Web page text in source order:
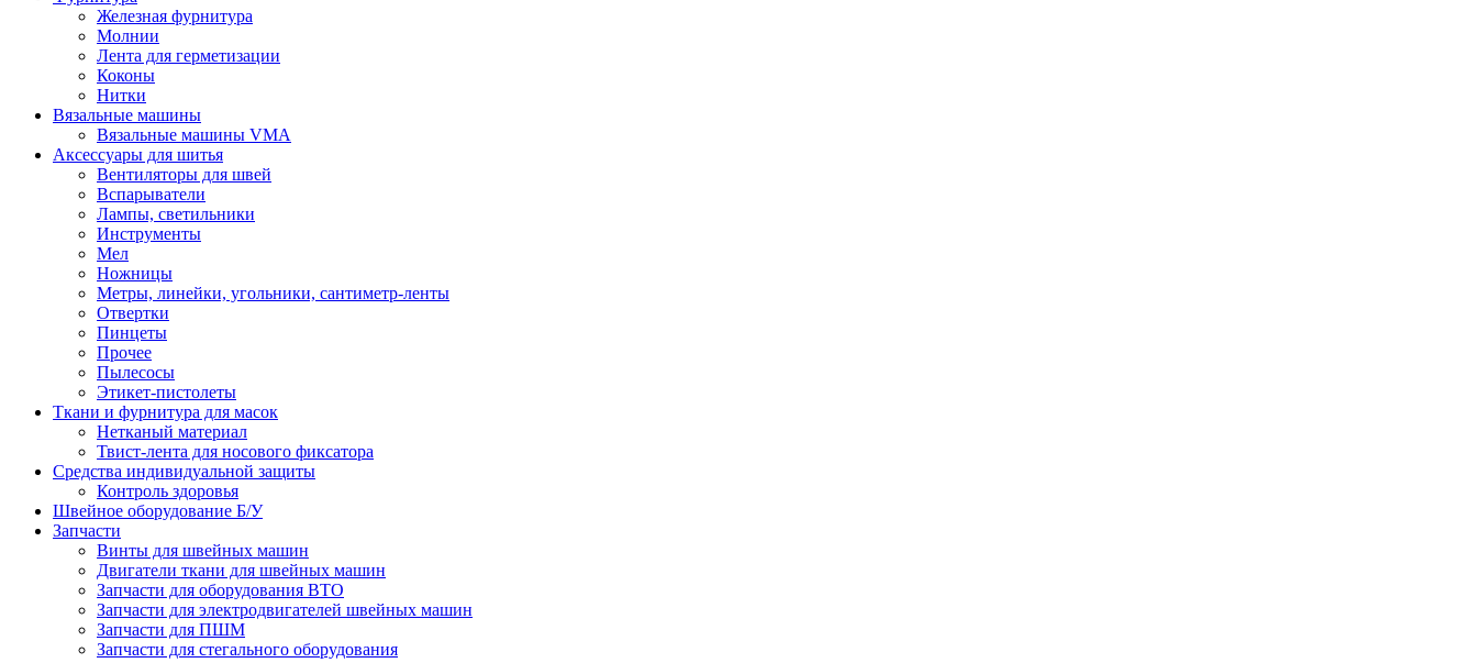
Железная фурнитура
Молнии
Лента для герметизации
Коконы
Нитки
Вязальные машины
Вязальные машины VMA
Аксессуары для шитья
Вентиляторы для швей
Вспарыватели
Лампы, светильники
Инструменты
Мел
Ножницы
Метры, линейки, угольники, сантиметр-ленты
Отвертки
Пинцеты
Прочее
Пылесосы
Этикет-пистолеты
Ткани и фурнитура для масок
Нетканый материал
Твист-лента для носового фиксатора
Средства индивидуальной защиты
Контроль здоровья
Швейное оборудование Б/У
Запчасти
Винты для швейных машин
Двигатели ткани для швейных машин
Запчасти для оборудования ВТО
Запчасти для электродвигателей швейных машин
Запчасти для ПШМ
Запчасти для стегального оборудования